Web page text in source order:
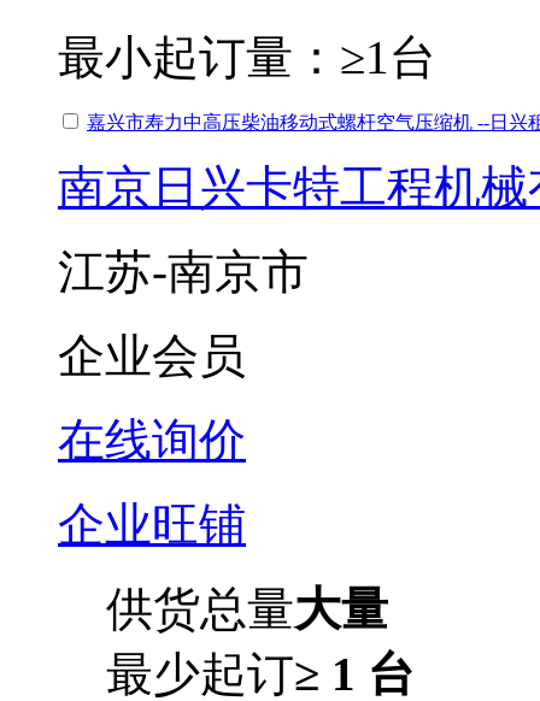
最小起订量： ≥1台
嘉兴市寿力中高压柴油移动式螺杆空气压缩机 --日兴
南京日兴卡特工程机
江苏-南京市
企业会员
在线询价
企业旺铺
供货总量大量
最少起订≥ 1 台